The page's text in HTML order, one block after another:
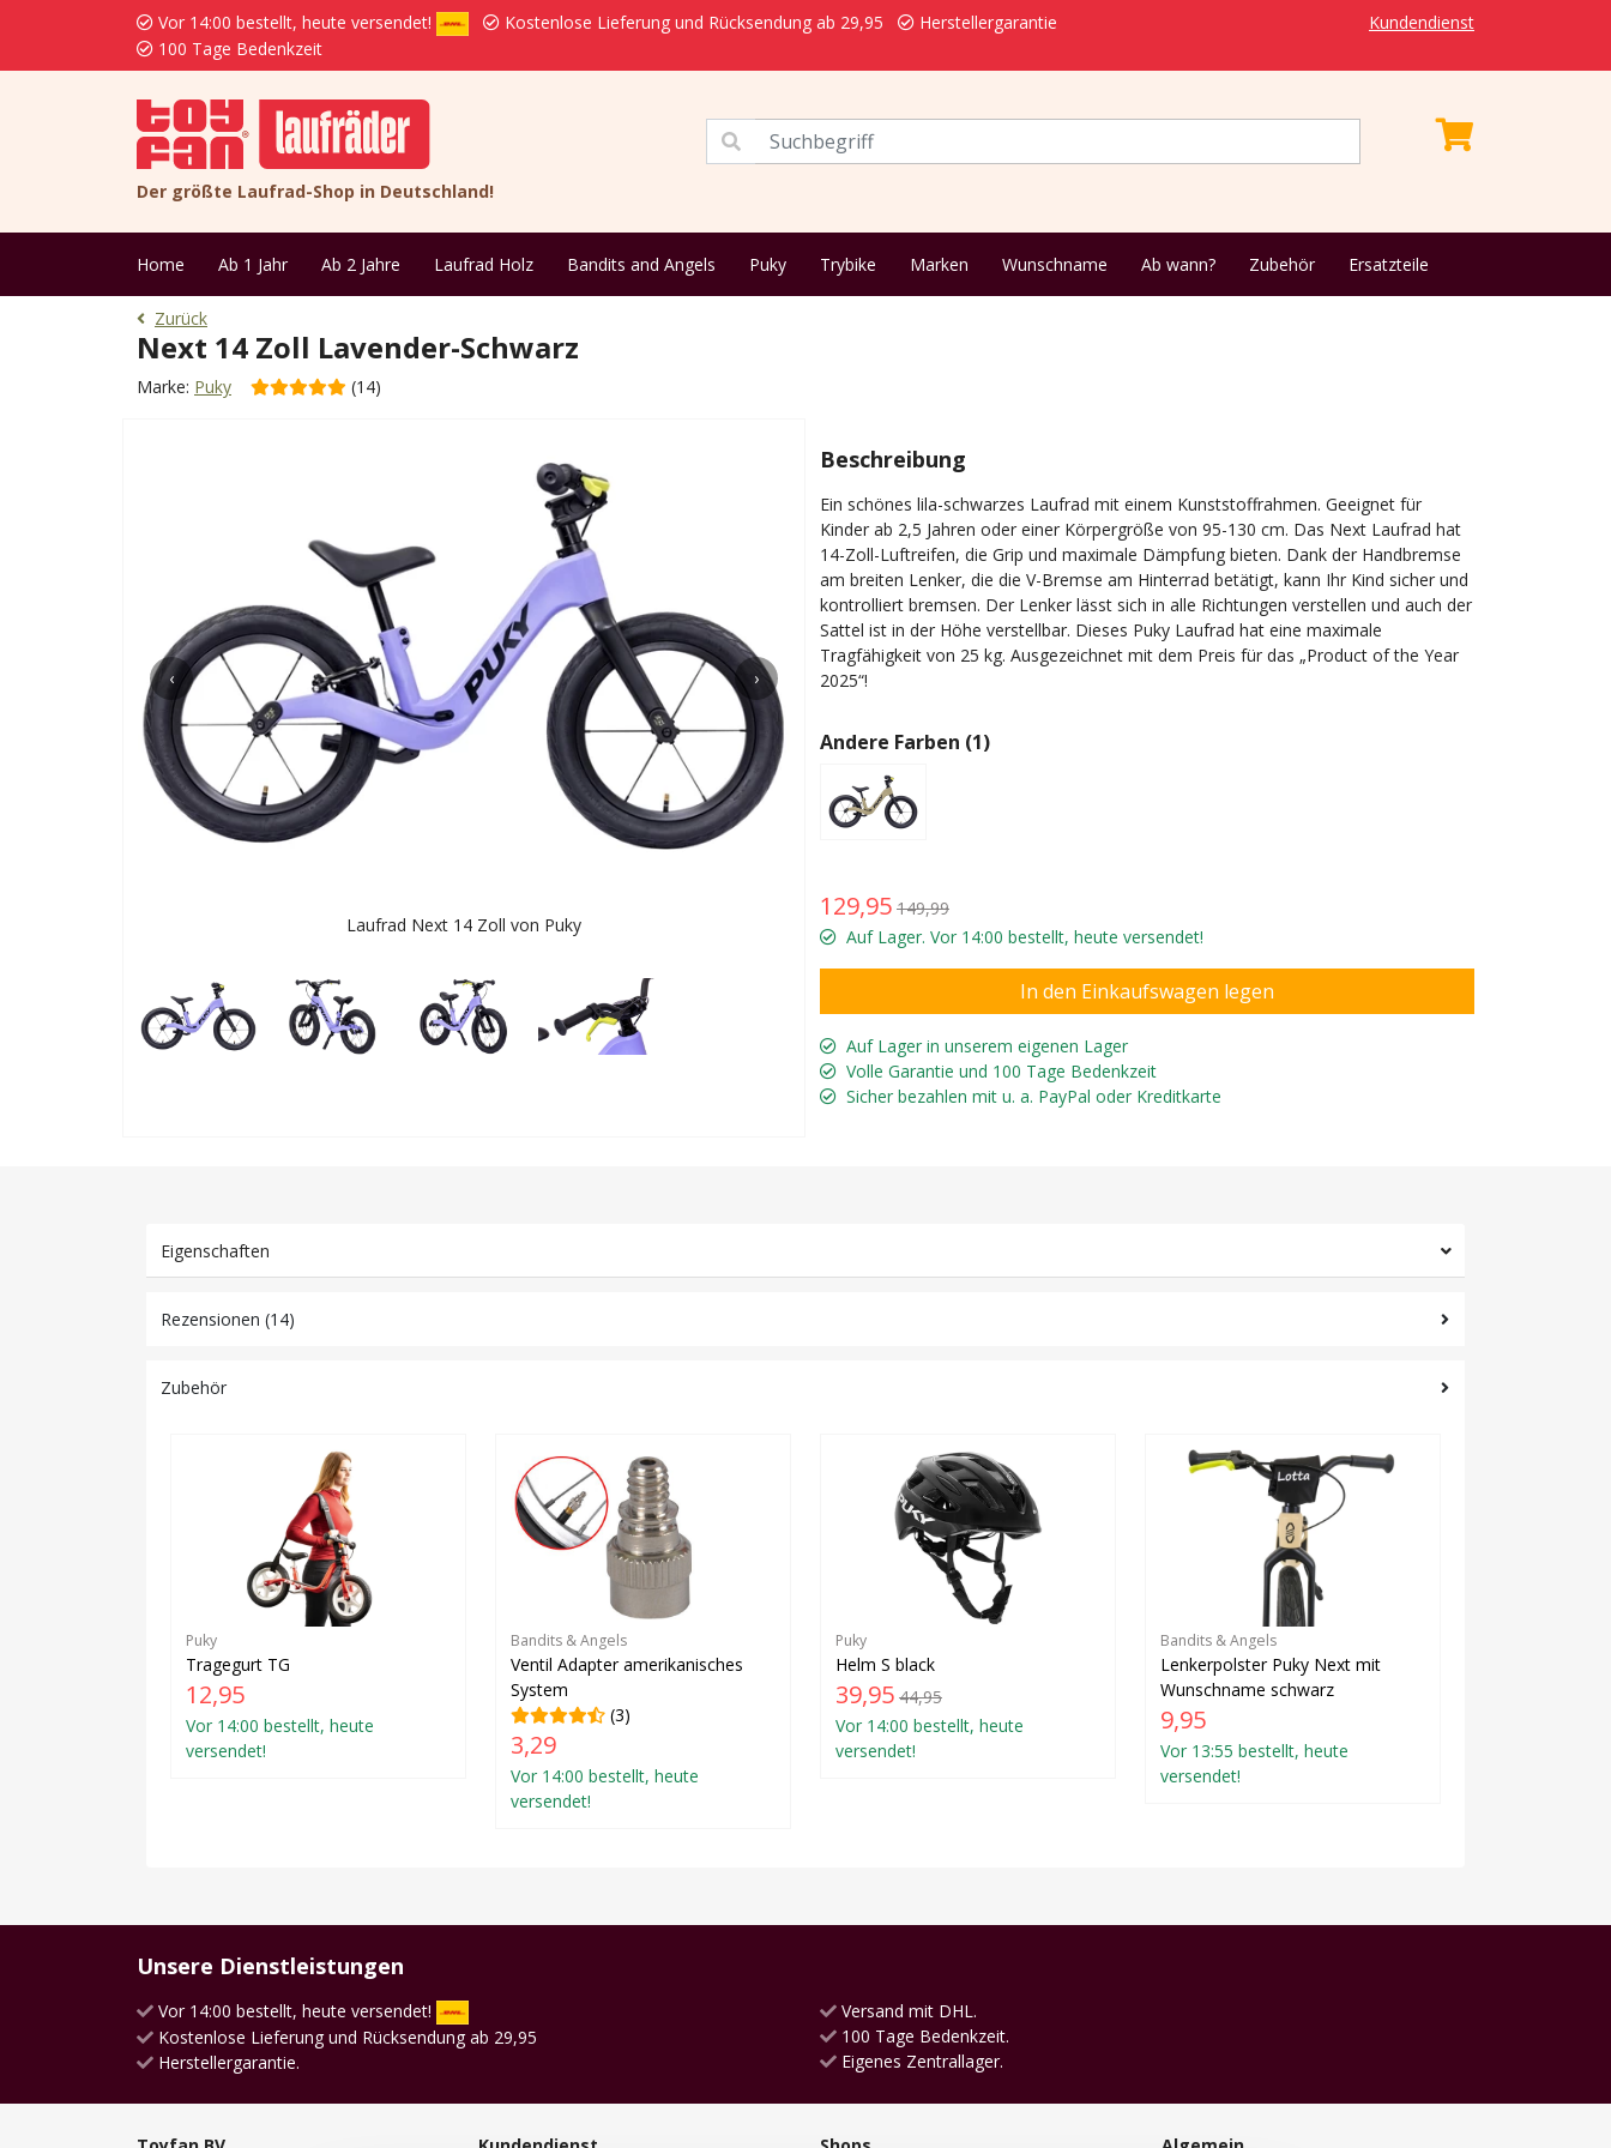
Vor 14:00 bestellt, heute versendet! Kostenlose Lieferung und Rücksendung ab 29,95
Herstellergarantie
100 Tage Bedenkzeit
Kundendienst
Der größte Laufrad-Shop in Deutschland!
Home Ab 1 Jahr Ab 2 Jahre Laufrad Holz Bandits and Angels Puky Trybike Marken Wunschname Ab wann? Zubehör Ersatzteile
Zurück
Next 14 Zoll Lavender-Schwarz
Marke: Puky (14)
‹ ›
Laufrad Next 14 Zoll von Puky Für Kinder ab 2,5 Jahren
Beschreibung
Ein schönes lila-schwarzes Laufrad mit einem Kunststoffrahmen. Geeignet für
Kinder ab 2,5 Jahren oder einer Körpergröße von 95-130 cm. Das Next Laufrad hat
14-Zoll-Luftreifen, die Grip und maximale Dämpfung bieten. Dank der Handbremse
am breiten Lenker, die die V-Bremse am Hinterrad betätigt, kann Ihr Kind sicher und
kontrolliert bremsen. Der Lenker lässt sich in alle Richtungen verstellen und auch der
Sattel ist in der Höhe verstellbar. Dieses Puky Laufrad hat eine maximale
Tragfähigkeit von 25 kg. Ausgezeichnet mit dem Preis für das „Product of the Year
2025“!
Andere Farben (1)
129,95 149,99
Auf Lager. Vor 14:00 bestellt, heute versendet!
Auf Lager in unserem eigenen Lager
Volle Garantie und 100 Tage Bedenkzeit
Sicher bezahlen mit u. a. PayPal oder Kreditkarte
Eigenschaften
Rezensionen (14)
Zubehör
Puky
Tragegurt TG
12,95
Vor 14:00 bestellt, heute
versendet!
Bandits & Angels
Ventil Adapter amerikanisches
System
(3)
3,29
Vor 14:00 bestellt, heute
versendet!
Puky
Helm S black
39,95 44,95
Vor 14:00 bestellt, heute
versendet!
Bandits & Angels
Lenkerpolster Puky Next mit
Wunschname schwarz
9,95
Vor 13:55 bestellt, heute
versendet!
Unsere Dienstleistungen
Vor 14:00 bestellt, heute versendet!
Kostenlose Lieferung und Rücksendung ab 29,95
Herstellergarantie.
Versand mit DHL.
100 Tage Bedenkzeit.
Eigenes Zentrallager.